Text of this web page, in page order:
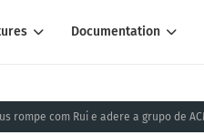
Documentation
rompe com Rui e adere a grupo de